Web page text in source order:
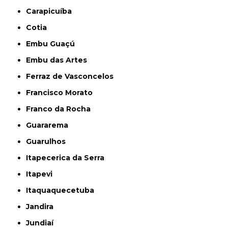
Carapicuíba
Cotia
Embu Guaçú
Embu das Artes
Ferraz de Vasconcelos
Francisco Morato
Franco da Rocha
Guararema
Guarulhos
Itapecerica da Serra
Itapevi
Itaquaquecetuba
Jandira
Jundiaí